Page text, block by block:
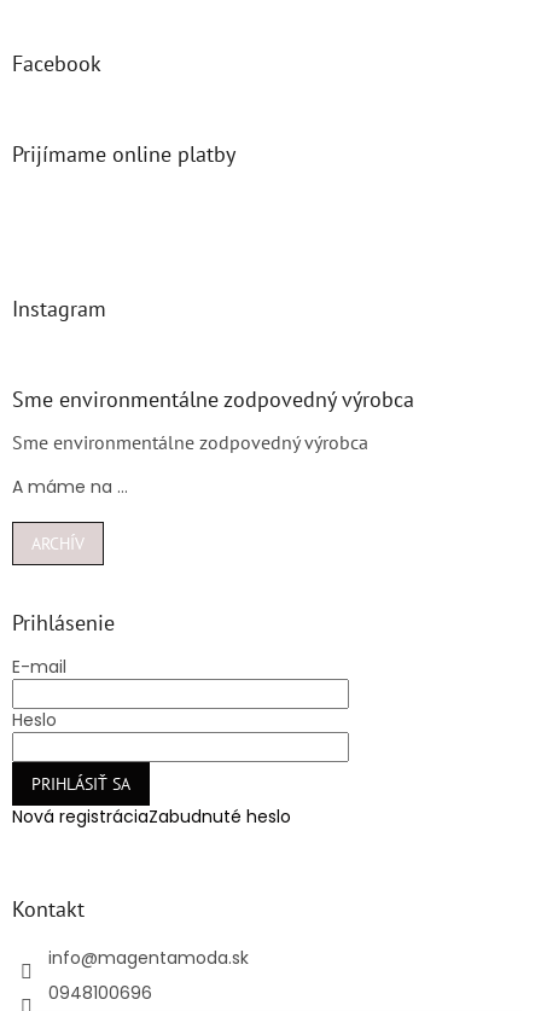
Facebook
Prijímame online platby
Instagram
Sme environmentálne zodpovedný výrobca
Sme environmentálne zodpovedný výrobca
A máme na ...
ARCHÍV
Prihlásenie
E-mail
Heslo
PRIHLÁSIŤ SA
Nová registráciaZabudnuté heslo
Kontakt
info@magentamoda.sk
0948100696